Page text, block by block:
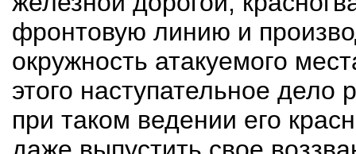
фронтовую линию и
окружность атакуемого
этого наступательное
при таком ведении его